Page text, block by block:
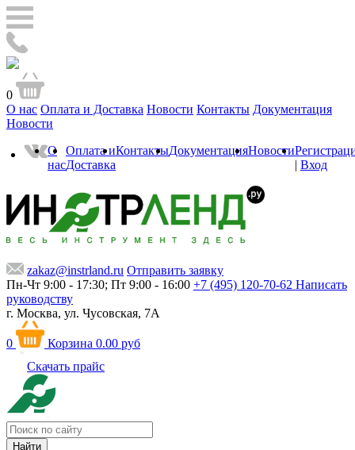
0
О нас Оплата и Доставка Новости Контакты Документация
Новости
О
нас
Оплата и
Доставка
КонтактыДокументацияНовости
| Вход
zakaz@instrland.ru Отправить заявку
Пн-Чт 9:00 - 17:30; Пт 9:00 - 16:00 +7 (495) 120-70-62 Написать
руководству
г. Москва, ул. Чусовская, 7А
0 Корзина 0.00 руб
Скачать прайс